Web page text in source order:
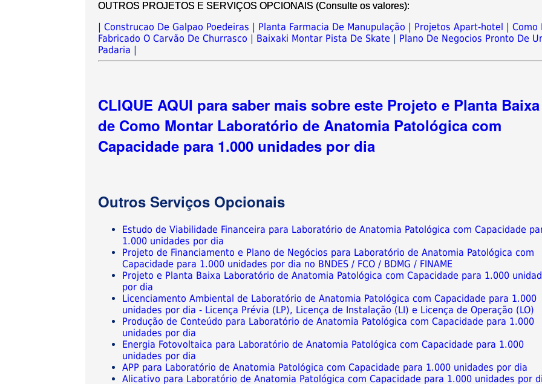
OUTROS PROJETOS E SERVIÇOS OPCIONAIS (Consulte os valores):
|Construcao De Galpao Poedeiras Planta Farmacia De Manupulação Projetos Apart-hotel |Como
Fabricado O Carvão De Churrasco
Baixaki Montar Pista De Skate
Plano De Negocios Pronto De
Padaria
CLIQUE AQUI para saber mais sobre este Projeto e Planta Baixa
de Como Montar Laboratório de Anatomia Patológica com
Capacidade para 1.000 unidades por dia
Outros Serviços Opcionais
Estudo de Viabilidade Financeira para Laboratório de Anatomia Patológica com Capacidade
1.000 unidades por dia
Projeto de Financiamento e Plano de Negócios para Laboratório de Anatomia Patológica com
Capacidade para 1.000 unidades por dia no BNDES / FCO / BDMG / FINAME
Projeto e Planta Baixa Laboratório de Anatomia Patológica com Capacidade para 1.000
por dia
Licenciamento Ambiental de Laboratório de Anatomia Patológica com Capacidade para 1.000
unidades por dia - Licença Prévia (LP), Licença de Instalação (LI) e Licença de Operação (LO)
Produção de Conteúdo para Laboratório de Anatomia Patológica com Capacidade para 1.000
unidades por dia
Energia Fotovoltaica para Laboratório de Anatomia Patológica com Capacidade para 1.000
unidades por dia
APP para Laboratório de Anatomia Patológica com Capacidade para 1.000 unidades por dia
Alicativo para Laboratório de Anatomia Patológica com Capacidade para 1.000 unidades por